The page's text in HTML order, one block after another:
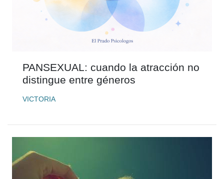
PANSEXUAL: cuando la atracción no
distingue entre géneros
VICTORIA